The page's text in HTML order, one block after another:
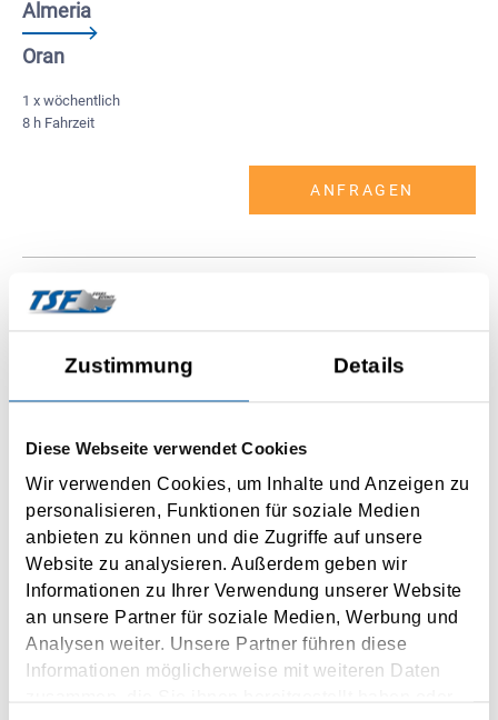
Zustimmung Details
Diese Webseite verwendet Cookies
Wir verwenden Cookies, um Inhalte und Anzeigen zu
personalisieren, Funktionen für soziale Medien
anbieten zu können und die Zugriffe auf unsere
Website zu analysieren. Außerdem geben wir
Informationen zu Ihrer Verwendung unserer Website
an unsere Partner für soziale Medien, Werbung und
Analysen weiter. Unsere Partner führen diese
Informationen möglicherweise mit weiteren Daten
Almeria
Oran
1 x wöchentlich
8 h Fahrzeit
ANFRAGEN
Barcelona
20 h Fahrzeit
ANFRAGEN